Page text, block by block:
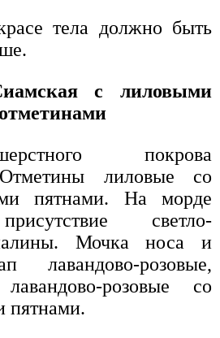
тела должно быть
с лиловыми
покрова
лиловые со
пятнами. На морде
светло-
Мочка носа и
лавандово-розовые,
розовые со
пятнами.